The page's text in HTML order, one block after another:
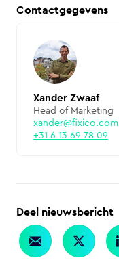
Contactgegevens
Xander Zwaaf
Head of Marketing
xander@fixico.com
+31 6 13 69 78 09
Deel nieuwsbericht